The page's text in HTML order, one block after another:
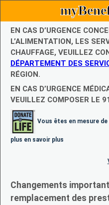
EN CAS D’URGENCE
L’ALIMENTATION, LES
CHAUFFAGE, VEUILLEZ
DÉPARTEMENT DES
RÉGION.
EN CAS D’URGENCE
VEUILLEZ COMPOSER LE
Vous êtes en mesure
plus en savoir plus
Changements
remplacement des